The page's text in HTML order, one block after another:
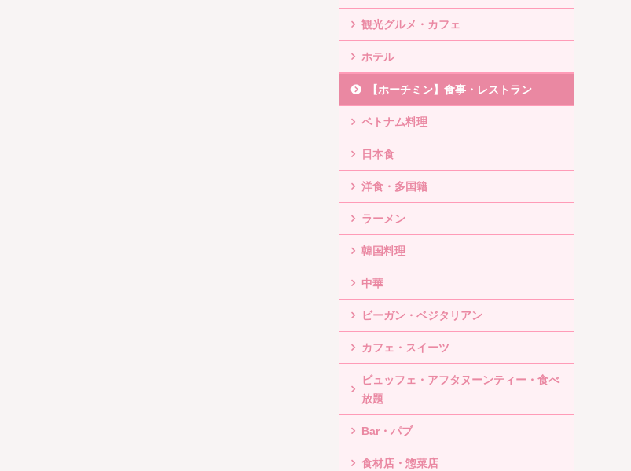
観光グルメ・カフェ
ホテル
【ホーチミン】食事・レストラン
ベトナム料理
日本食
洋食・多国籍
ラーメン
韓国料理
中華
ビーガン・ベジタリアン
カフェ・スイーツ
ビュッフェ・アフタヌーンティー・食べ
放題
Bar・パブ
食材店・惣菜店